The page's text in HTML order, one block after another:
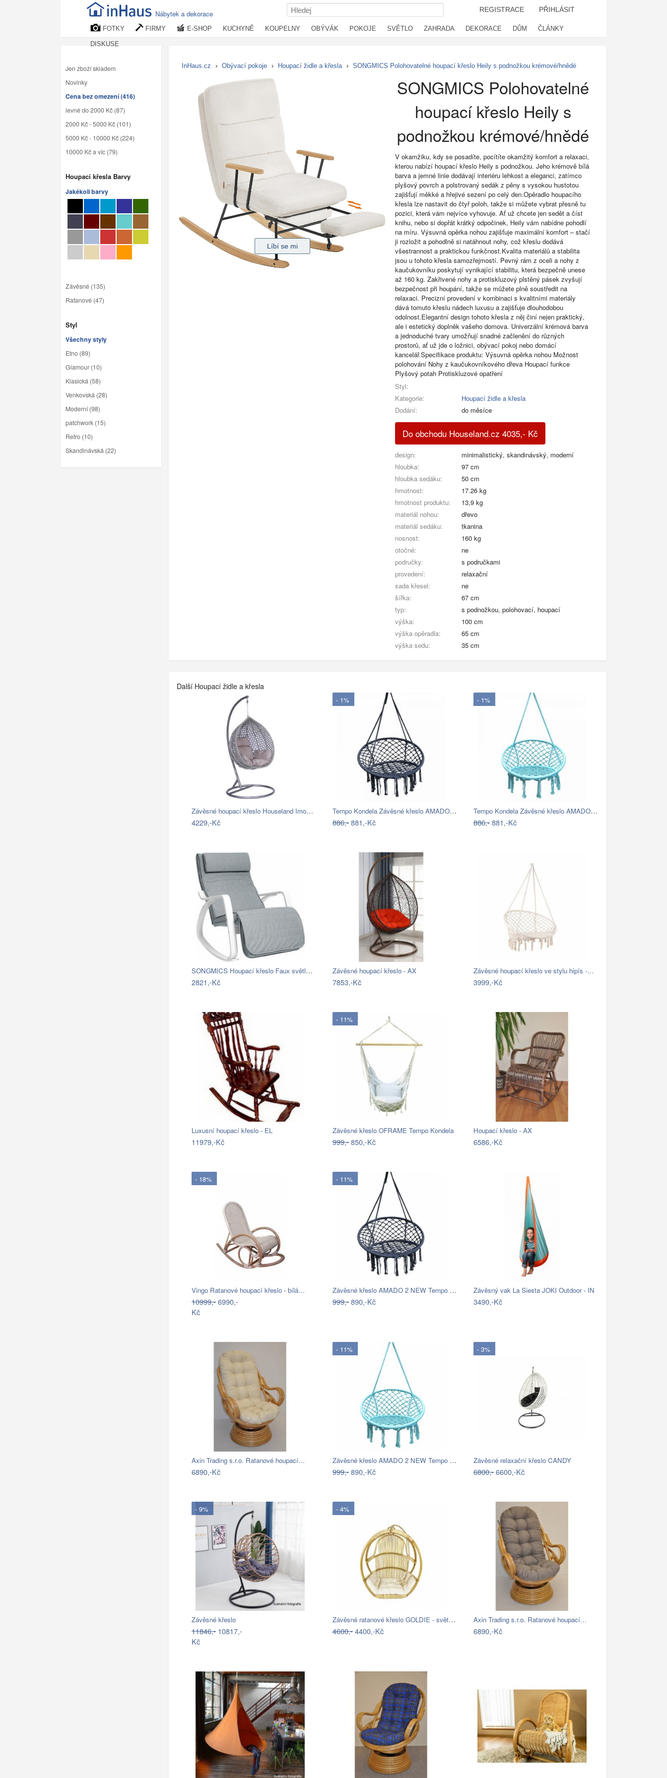
Nábytek a dekorace REGISTRACE PŘIHLÁSIT
FOTKY FIRMY E-SHOP KUCHYNĚ KOUPELNY OBÝVÁK POKOJE SVĚTLO ZAHRADA DEKORACE DŮM ČLÁNKY
DISKUSE
Jen zboží skladem
Novinky
Cena bez omezení (416)
levné do 2000 Kč (87)
2000 Kč - 5000 Kč (101)
5000 Kč - 10000 Kč (224)
10000 Kč a víc (79)
Houpací křesla Barvy
Jakékoli barvy
Závěsné (135)
Ratanové (47)
Styl
Všechny styly
Etno (89)
Glamour (10)
Klasická (58)
Venkovská (28)
Moderní (98)
patchwork (15)
Retro (10)
Skandinávská (22)
InHaus.cz › Obývací pokoje › Houpací židle a křesla › SONGMICS Polohovatelné houpací křeslo Heily s podnožkou krémové/hnědé
SONGMICS Polohovatelné
houpací křeslo Heily s
podnožkou krémové/hnědé
V okamžiku, kdy se posadíte, pocítíte okamžitý komfort a relaxaci,
kterou nabízí houpací křeslo Heily s podnožkou. Jeho krémově bílá
barva a jemné linie dodávají interiéru lehkost a eleganci, zatímco
plyšový povrch a polstrovaný sedák z pěny s vysokou hustotou
zajišťují měkké a hřejivé sezení po celý den.Opěradlo houpacího
křesla lze nastavit do čtyř poloh, takže si můžete vybrat přesně tu
pozici, která vám nejvíce vyhovuje. Ať už chcete jen sedět a číst
knihu, nebo si dopřát krátký odpočinek, Heily vám nabídne pohodlí
na míru. Výsuvná opěrka nohou zajišťuje maximální komfort – stačí
ji rozložit a pohodlně si natáhnout nohy, což křeslu dodává
všestrannost a praktickou funkčnost.Kvalita materiálů a stabilita
jsou u tohoto křesla samozřejmostí. Pevný rám z oceli a nohy z
kaučukovníku poskytují vynikající stabilitu, která bezpečně unese
až 160 kg. Zakřivené nohy a protiskluzový plstěný pásek zvyšují
bezpečnost při houpání, takže se můžete plně soustředit na
relaxaci. Precizní provedení v kombinaci s kvalitními materiály
dává tomuto křeslu nádech luxusu a zajišťuje dlouhodobou
odolnost.Elegantní design tohoto křesla z něj činí nejen praktický,
ale i estetický doplněk vašeho domova. Univerzální krémová barva
a jednoduché tvary umožňují snadné začlenění do různých
prostorů, ať už jde o ložnici, obývací pokoj nebo domácí
kancelář.Specifikace produktu: Výsuvná opěrka nohou Možnost
polohování Nohy z kaučukovníkového dřeva Houpací funkce
Plyšový potah Protiskluzové opatření
Styl:
Kategorie:
Houpací židle a křesla
Dodání:
do měsíce
Do obchodu Houseland.cz 4035,- Kč
design:
minimalistický, skandinávský, moderní
hloubka:
97 cm
hloubka sedáku:
50 cm
hmotnost:
17.26 kg
hmotnost produktu:
13,9 kg
materiál nohou:
dřevo
materiál sedáku:
tkanina
nosnost:
160 kg
otočné:
ne
područky:
s područkami
provedení:
relaxační
sada křesel:
ne
šířka:
67 cm
typ:
s podnožkou, polohovací, houpací
výška:
100 cm
výška opěradla:
65 cm
výška sedu:
35 cm
Další Houpací židle a křesla
Závěsné houpací křeslo Houseland Imogen…
4229,-Kč
- 1%
Tempo Kondela Závěsné křeslo AMADO 2…
886,-881,-Kč
- 1%
Tempo Kondela Závěsné křeslo AMADO 2…
886,-881,-Kč
SONGMICS Houpací křeslo Faux světle šedé
2821,-Kč
Závěsné houpací křeslo - AX
7853,-Kč
Závěsné houpací křeslo ve stylu hipís -…
3999,-Kč
Luxusní houpací křeslo - EL
11979,-Kč
- 11%
Závěsné křeslo OFRAME Tempo Kondela
999,-850,-Kč
Houpací křeslo - AX
6586,-Kč
- 18%
Vingo Ratanové houpací křeslo - bílá…
10999,-6990,-
Kč
- 11%
Závěsné křeslo AMADO 2 NEW Tempo Kondela
999,-890,-Kč
Závěsný vak La Siesta JOKI Outdoor - IN
3490,-Kč
Axin Trading s.r.o. Ratanové houpací…
6890,-Kč
- 11%
Závěsné křeslo AMADO 2 NEW Tempo Kondela
999,-890,-Kč
- 3%
Závěsné relaxační křeslo CANDY
6800,-6600,-Kč
- 9%
Závěsné křeslo
11846,- 10817,-
Kč
- 4%
Závěsné ratanové křeslo GOLDIE - světlý…
4600,-4400,-Kč
Axin Trading s.r.o. Ratanové houpací…
6890,-Kč